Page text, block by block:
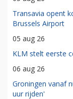
Transavia opent
Brussels Airport
05 aug 26
KLM stelt eerste
06 aug 26
Groningen vanaf
uur rijden'